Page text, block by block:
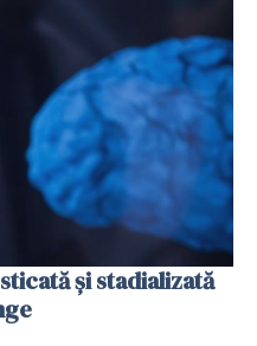
și stadializată